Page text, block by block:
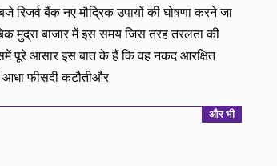
रिजर्व बैंक नए मौद्रिक उपायों की घोषणा करने जा
मुद्रा बाजार में इस समय जिस तरह तरलता की
पूरे आसार इस बात के हैं कि वह नकद आरक्षित
फीसदी कटौतीऔर
और भी